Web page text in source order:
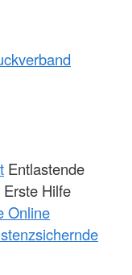
Entlastende
Erste Hilfe
Online